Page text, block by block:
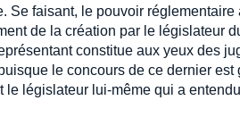
Se faisant, le pouvoir
de la création par le législateur
constitue aux yeux des
le concours de ce dernier
législateur lui-même qui a